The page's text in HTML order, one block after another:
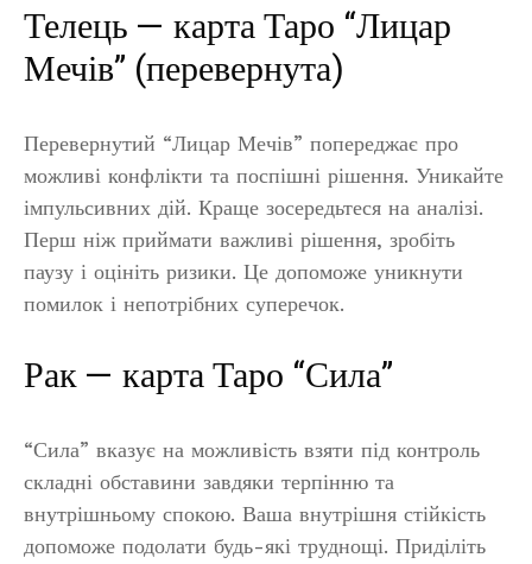
Телець — карта Таро “Лицар
Мечів” (перевернута)
Перевернутий “Лицар Мечів” попереджає про
можливі конфлікти та поспішні рішення. Уникайте
імпульсивних дій. Краще зосередьтеся на аналізі.
Перш ніж приймати важливі рішення, зробіть
паузу і оцініть ризики. Це допоможе уникнути
помилок і непотрібних суперечок.
Рак — карта Таро “Сила”
“Сила” вказує на можливість взяти під контроль
складні обставини завдяки терпінню та
внутрішньому спокою. Ваша внутрішня стійкість
допоможе подолати будь-які труднощі. Приділіть